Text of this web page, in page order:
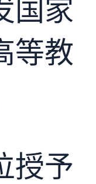
国家
等教
授予